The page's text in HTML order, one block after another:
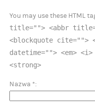
You may use these HTML
title=""> <abbr
<blockquote cite="">
datetime=""> <em>
<strong>
Nazwa *